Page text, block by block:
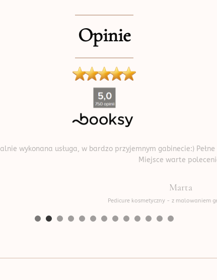
Opinie
w bardzo przyjemnym gabinecie:) Pełne zaangażowanie i
Miejsce warte polecenia!
Pedicure kosmetyczny - z malowaniem gel color by OPI